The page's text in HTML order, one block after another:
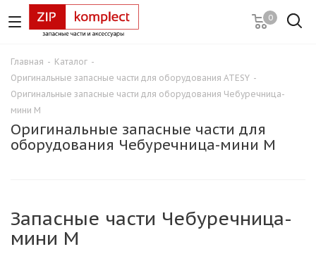
0
Главная - Каталог -
Оригинальные запасные части для оборудования ATESY -
Оригинальные запасные части для оборудования Чебуречница-
мини М
Оригинальные запасные части для
оборудования Чебуречница-мини М
Запасные части Чебуречница-
мини М